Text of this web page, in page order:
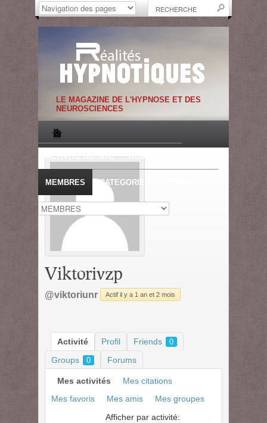
LE MAGAZINE DE L'HYPNOSE ET DES
NEUROSCIENCES
ACTIVITE DU SITE RUBRIQUES
MEMBRES CATEGORIES
Viktorivzp
@viktoriunr Actif il y a 1 an et 2 mois
Activité Profil Friends 0
Groups 0 Forums
Mes activités
Mes citations
Mes favoris
Mes amis
Mes groupes
Afficher par activité: